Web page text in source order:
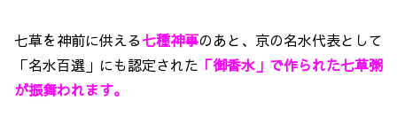
七草を神前に供える七種神事のあと、京の名水代表として
「名水百選」にも認定された 「御香水」で作られた七草粥
が振舞われます。